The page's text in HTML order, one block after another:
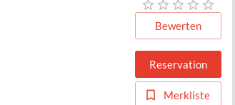
Bewerten
Reservation
Merkliste